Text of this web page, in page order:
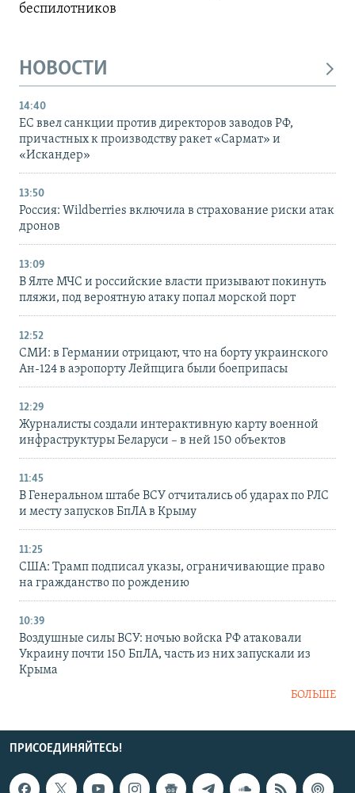
беспилотников
НОВОСТИ
14:40
ЕС ввел санкции против директоров заводов РФ,
причастных к производству ракет «Сармат» и
«Искандер»
13:50
Россия: Wildberries включила в страхование риски атак
дронов
13:09
В Ялте МЧС и российские власти призывают покинуть
пляжи, под вероятную атаку попал морской порт
12:52
СМИ: в Германии отрицают, что на борту украинского
Ан-124 в аэропорту Лейпцига были боеприпасы
12:29
Журналисты создали интерактивную карту военной
инфраструктуры Беларуси – в ней 150 объектов
11:45
В Генеральном штабе ВСУ отчитались об ударах по РЛС
и месту запусков БпЛА в Крыму
11:25
США: Трамп подписал указы, ограничивающие право
на гражданство по рождению
10:39
Воздушные силы ВСУ: ночью войска РФ атаковали
Украину почти 150 БпЛА, часть из них запускали из
Крыма
БОЛЬШЕ
ПРИСОЕДИНЯЙТЕСЬ!